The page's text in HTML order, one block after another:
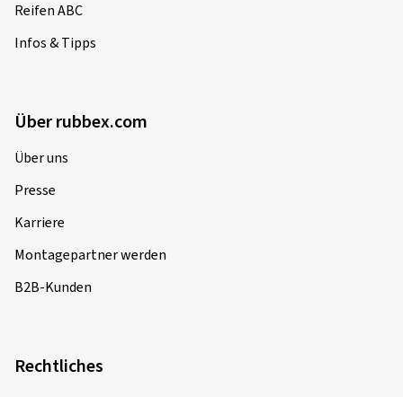
Reifen ABC
Infos & Tipps
Über rubbex.com
Über uns
Presse
Karriere
Montagepartner werden
B2B-Kunden
Rechtliches